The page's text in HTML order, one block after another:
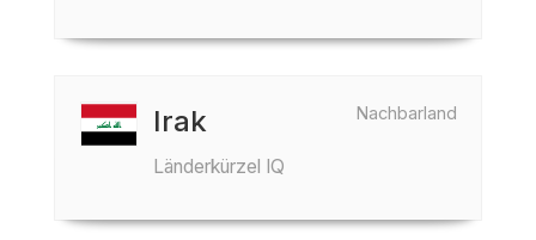
Nachbarland
Irak
Länderkürzel IQ